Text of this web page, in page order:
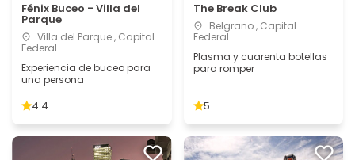
Fénix Buceo - Villa del
Parque
Villa del Parque , Capital
Federal
Experiencia de buceo para
una persona
4.4
The Break Club
Belgrano , Capital
Federal
Plasma y cuarenta botellas
para romper
5